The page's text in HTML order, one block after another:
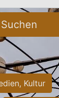
Suchen
Kultur